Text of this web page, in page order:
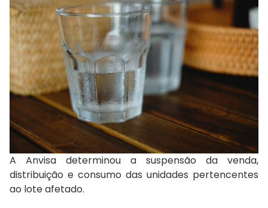
A Anvisa determinou a suspensão da venda,
distribuição e consumo das unidades pertencentes
ao lote afetado.